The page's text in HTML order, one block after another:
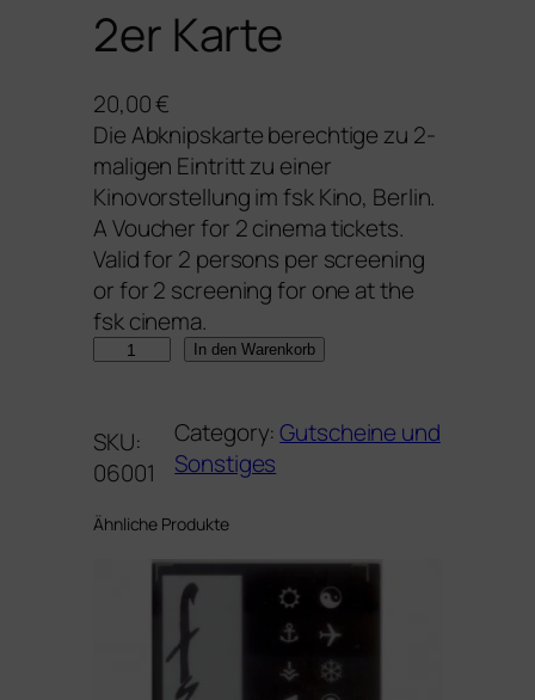
2er Karte
20,00€
Die Abknipskarte berechtige zu 2-
maligen Eintritt zu einer
Kinovorstellung im fsk Kino, Berlin.
A Voucher for 2 cinema tickets.
Valid for 2 persons per screening
or for 2 screening for one at the
fsk cinema.
K
a
t
In den Warenkorb
SKU:
06001
Category:Gutscheine und
Sonstiges
Ähnliche Produkte